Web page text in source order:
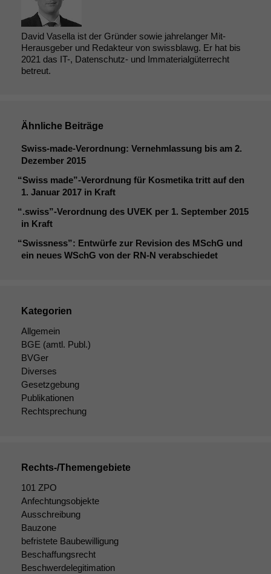
David Vasella ist der Gründer sowie jahrelanger Mit-
Herausgeber und Redakteur von swissblawg. Er hat bis
2021 das IT-, Datenschutz- und Immaterialgüterrecht
betreut.
Ähnliche Beiträge
Swiss-made-Verordnung: Vernehmlassung bis am 2.
Dezember 2015
“Swiss made”-Verordnung für Kosmetika tritt auf den
1. Januar 2017 in Kraft
“.swiss”-Verordnung des UVEK per 1. September 2015
in Kraft
“Swissness”: Entwürfe zur Revision des MSchG und
ein neues WSchG von der RN‑N verabschiedet
Kategorien
Allgemein
BGE (amtl. Publ.)
BVGer
Diverses
Gesetzgebung
Publikationen
Rechtsprechung
Rechts-/Themengebiete
101 ZPO
Anfechtungsobjekte
Ausschreibung
Bauzone
befristete Baubewilligung
Beschaffungsrecht
Beschwerdelegitimation